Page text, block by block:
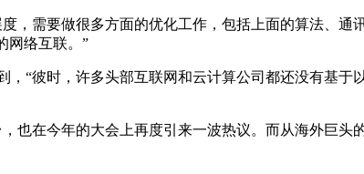
需要做很多方面的优化工作，包括上面的算法、通
网络互联。”
彼时，许多头部互联网和云计算公司都还没有基于
在今年的大会上再度引来一波热议。而从海外巨头